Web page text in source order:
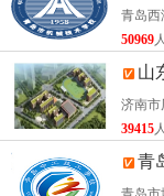
用型人才。
莱芜市旅游学校招
1、应届初中毕业
2、年龄14-20周岁
青岛西
50969
山
济南市
39415
青